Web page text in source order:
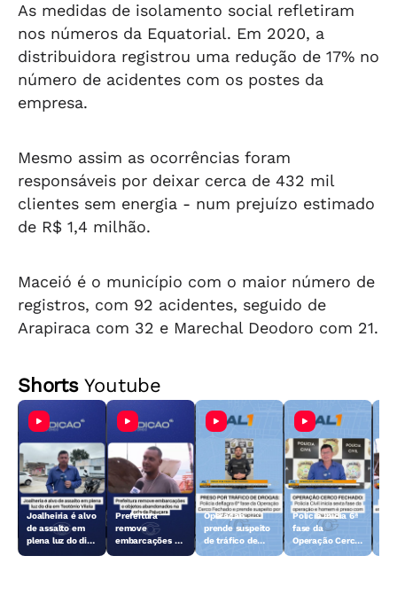
As medidas de isolamento social refletiram
nos números da Equatorial. Em 2020, a
distribuidora registrou uma redução de 17% no
número de acidentes com os postes da
empresa.
Mesmo assim as ocorrências foram
responsáveis por deixar cerca de 432 mil
clientes sem energia - num prejuízo estimado
de R$ 1,4 milhão.
Maceió é o município com o maior número de
registros, com 92 acidentes, seguido de
Arapiraca com 32 e Marechal Deodoro com 21.
ShortsYoutube
Joalheiria é alvo
de assalto em
plena luz do dia
Prefeitura
remove
embarcações e
Operação
prende suspeito
de tráfico de
Polícia inicia 6ª
fase da
Operação Cerco